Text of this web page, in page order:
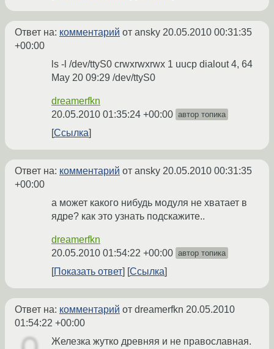
Ответ на: комментарий от ansky 20.05.2010 00:31:35
+00:00
ls -l /dev/ttyS0 crwxrwxrwx 1 uucp dialout 4, 64
May 20 09:29 /dev/ttyS0
dreamerfkn
20.05.2010 01:35:24 +00:00 автор топика
Ссылка
Ответ на: комментарий от ansky 20.05.2010 00:31:35
+00:00
а может какого нибудь модуля не хватает в
ядре? как это узнать подскажите..
dreamerfkn
20.05.2010 01:54:22 +00:00 автор топика
Показать ответ Ссылка
Ответ на: комментарий от dreamerfkn 20.05.2010
01:54:22 +00:00
Железка жутко древняя и не православная.